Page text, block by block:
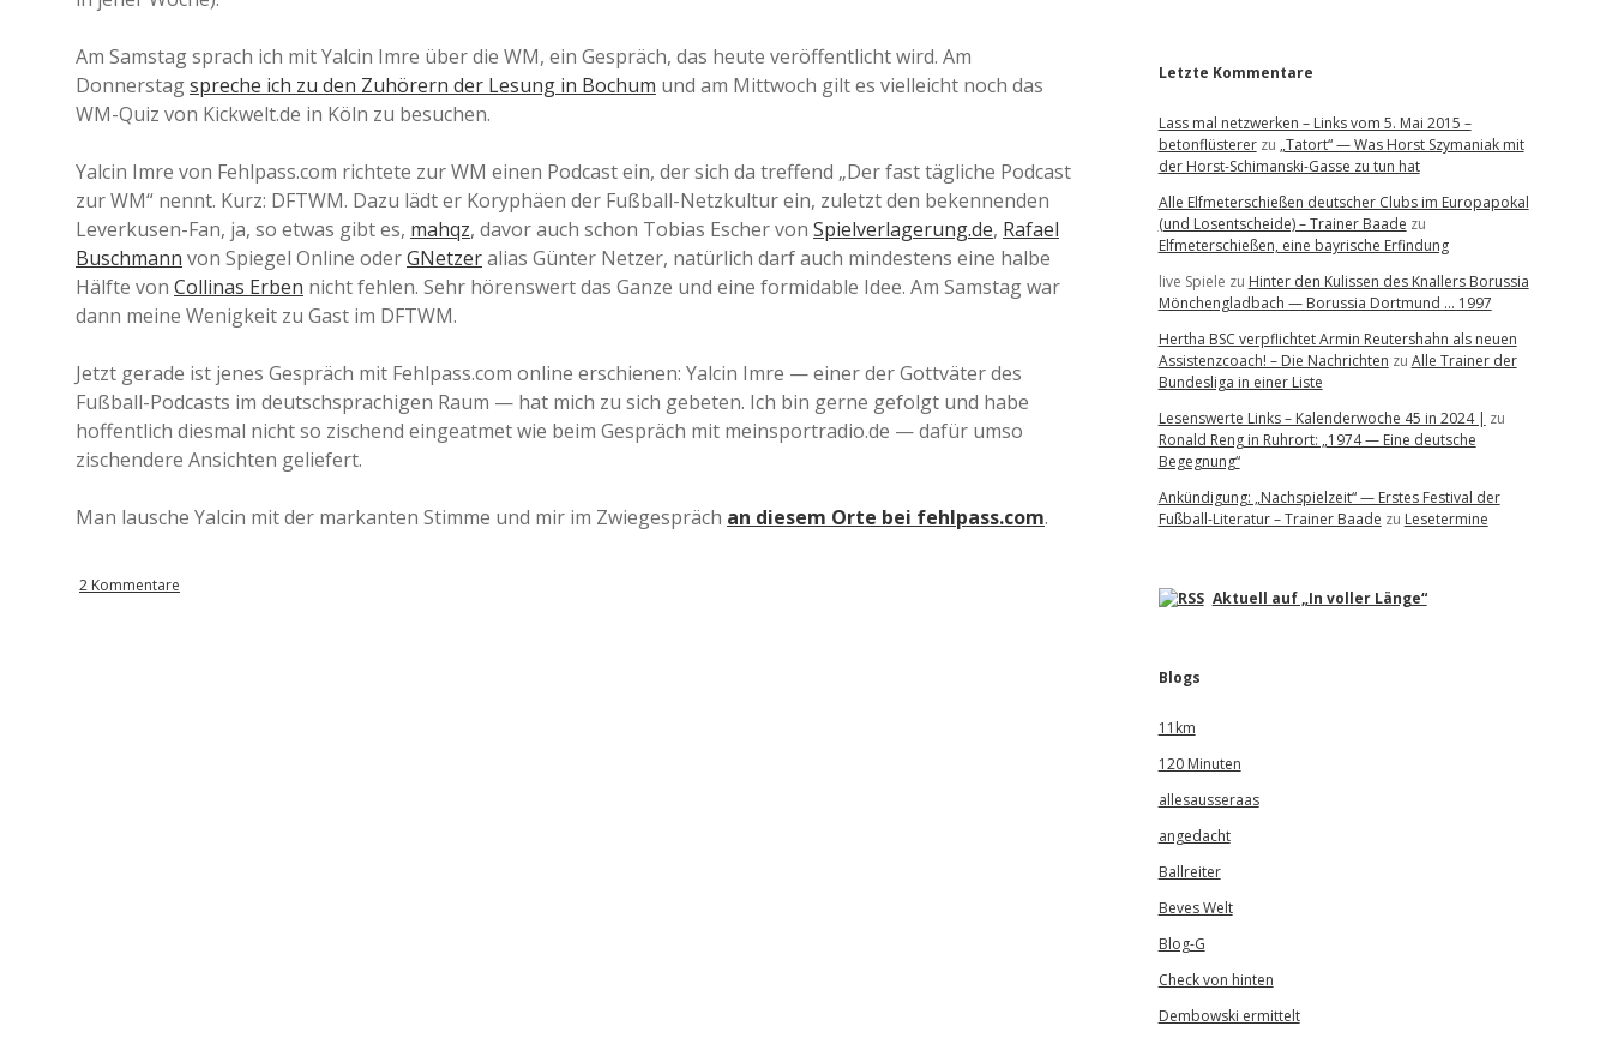
a
d
e
Am Samstag sprach ich mit Yalcin Imre über die WM, ein Gespräch, das heute veröffentlicht wird. Am
Donnerstagspreche ich zu den Zuhörern der Lesung in Bochum und am Mittwoch gilt es vielleicht noch das
WM-Quiz von Kickwelt.de in Köln zu besuchen.
Yalcin Imre von Fehlpass.com richtete zur WM einen Podcast ein, der sich da treffend „Der fast tägliche Podcast
zur WM“ nennt. Kurz: DFTWM. Dazu lädt er Koryphäen der Fußball-Netzkultur ein, zuletzt den bekennenden
Leverkusen-Fan, ja, so etwas gibt es, mahqz, davor auch schon Tobias Escher von Spielverlagerung.de, Rafael
Buschmann von Spiegel Online oderGNetzeralias Günter Netzer, natürlich darf auch mindestens eine halbe
Hälfte von Collinas Erben nicht fehlen. Sehr hörenswert das Ganze und eine formidable Idee. Am Samstag war
dann meine Wenigkeit zu Gast im DFTWM.
Jetzt gerade ist jenes Gespräch mit Fehlpass.com online erschienen: Yalcin Imre — einer der Gottväter des
Fußball-Podcasts im deutschsprachigen Raum — hat mich zu sich gebeten. Ich bin gerne gefolgt und habe
hoffentlich diesmal nicht so zischend eingeatmet wie beim Gespräch mit meinsportradio.de — dafür umso
zischendere Ansichten geliefert.
Man lausche Yalcin mit der markanten Stimme und mir im Zwiegespräch an diesem Orte bei fehlpass.com.
2 Kommentare
Letzte Kommentare
Lass mal netzwerken – Links vom 5. Mai 2015 –
betonflüstererzu „Tatort“ — Was Horst Szymaniak mit
der Horst-Schimanski-Gasse zu tun hat
Alle Elfmeterschießen deutscher Clubs im Europapokal
(und Losentscheide) – Trainer Baade zu
Elfmeterschießen, eine bayrische Erfindung
live Spiele zu Hinter den Kulissen des Knallers Borussia
Mönchengladbach — Borussia Dortmund … 1997
Hertha BSC verpflichtet Armin Reutershahn als neuen
Assistenzcoach! – Die Nachrichten zu Alle Trainer der
Bundesliga in einer Liste
Lesenswerte Links – Kalenderwoche 45 in 2024 | zu
Ronald Reng in Ruhrort: „1974 — Eine deutsche
Begegnung“
Ankündigung: „Nachspielzeit“ — Erstes Festival der
Fußball-Literatur – Trainer Baade zu Lesetermine
Aktuell auf „In voller Länge“
Blogs
11km
120 Minuten
allesausseraas
angedacht
Ballreiter
Beves Welt
Blog-G
Check von hinten
Dembowski ermittelt